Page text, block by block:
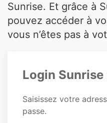
Sunrise. Et grâce à
pouvez accéder à
vous n’êtes pas à
Login Sunrise
Saisissez votre
passe.